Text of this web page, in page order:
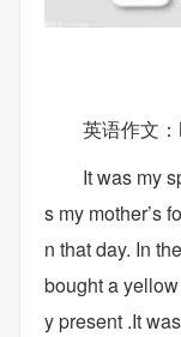
英语作文
It was my
s my mother’s
n that day. In
bought a
y present .It